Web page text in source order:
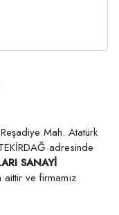
Mah. Atatürk
adresinde
SANAYİ
aittir ve firmamız